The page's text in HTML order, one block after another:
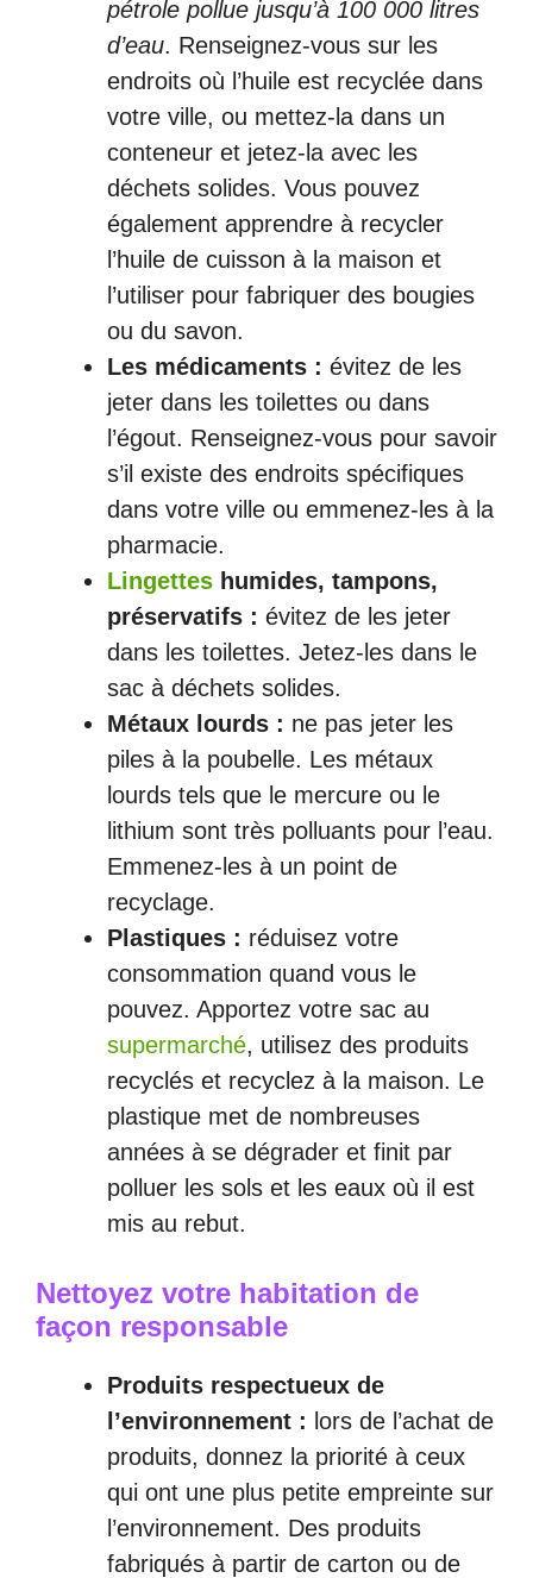
pétrole pollue jusqu’à 100 000 litres
d’eau. Renseignez-vous sur les
endroits où l’huile est recyclée dans
votre ville, ou mettez-la dans un
conteneur et jetez-la avec les
déchets solides. Vous pouvez
également apprendre à recycler
l’huile de cuisson à la maison et
l’utiliser pour fabriquer des bougies
ou du savon.
Les médicaments : évitez de les
jeter dans les toilettes ou dans
l’égout. Renseignez-vous pour savoir
s’il existe des endroits spécifiques
dans votre ville ou emmenez-les à la
pharmacie.
Lingettes humides, tampons,
préservatifs : évitez de les jeter
dans les toilettes. Jetez-les dans le
sac à déchets solides.
Métaux lourds : ne pas jeter les
piles à la poubelle. Les métaux
lourds tels que le mercure ou le
lithium sont très polluants pour l’eau.
Emmenez-les à un point de
recyclage.
Plastiques : réduisez votre
consommation quand vous le
pouvez. Apportez votre sac au
supermarché, utilisez des produits
recyclés et recyclez à la maison. Le
plastique met de nombreuses
années à se dégrader et finit par
polluer les sols et les eaux où il est
mis au rebut.
Nettoyez votre habitation de
façon responsable
Produits respectueux de
l’environnement : lors de l’achat de
produits, donnez la priorité à ceux
qui ont une plus petite empreinte sur
l’environnement. Des produits
fabriqués à partir de carton ou de